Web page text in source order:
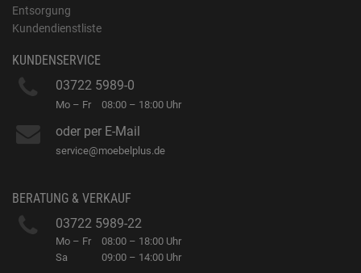
Entsorgung
Kundendienstliste
KUNDENSERVICE
03722 5989-0
Mo – Fr 08:00 – 18:00 Uhr
oder per E-Mail
service@moebelplus.de
BERATUNG & VERKAUF
03722 5989-22
Mo – Fr
Sa
08:00 – 18:00 Uhr
09:00 – 14:00 Uhr